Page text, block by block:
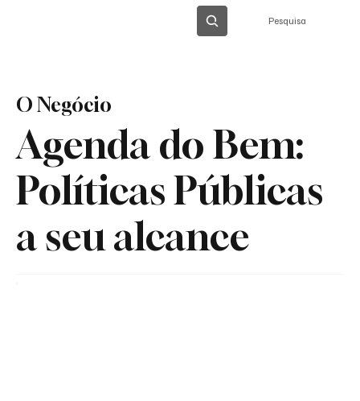
Pesquisa
Agenda do Bem:
Políticas Públicas
a seu alcance
O Negócio